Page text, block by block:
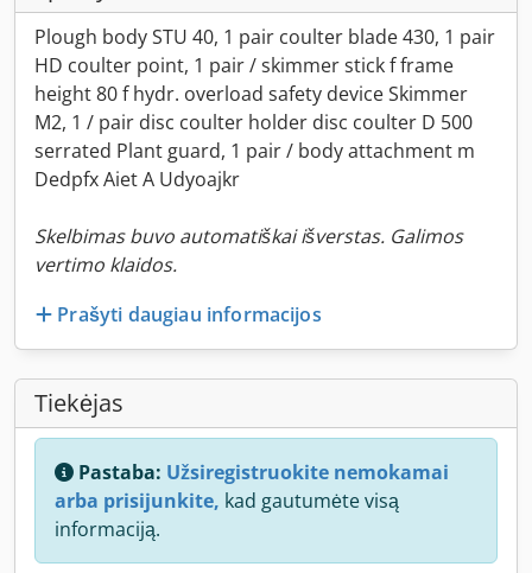
Plough body STU 40, 1 pair coulter blade 430, 1 pair
HD coulter point, 1 pair / skimmer stick f frame
height 80 f hydr. overload safety device Skimmer
M2, 1 / pair disc coulter holder disc coulter D 500
serrated Plant guard, 1 pair / body attachment m
Dedpfx Aiet A Udyoajkr
Skelbimas buvo automatiškai išverstas. Galimos
vertimo klaidos.
Prašyti daugiau informacijos
Tiekėjas
Pastaba: Užsiregistruokite nemokamai
arba prisijunkite, kad gautumėte visą
informaciją.